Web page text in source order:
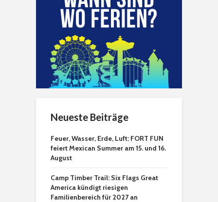
Neueste Beiträge
Feuer, Wasser, Erde, Luft: FORT FUN
feiert Mexican Summer am 15. und 16.
August
Camp Timber Trail: Six Flags Great
America kündigt riesigen
Familienbereich für 2027 an